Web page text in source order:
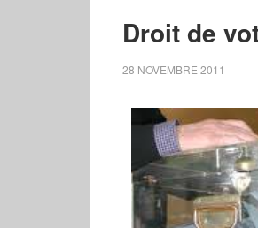
Droit de
28 NOVEMBRE 2011